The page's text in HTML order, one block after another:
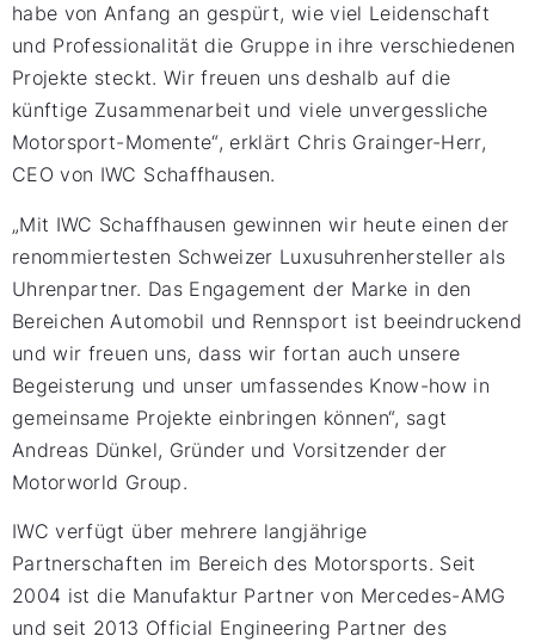
habe von Anfang an gespürt, wie viel Leidenschaft
und Professionalität die Gruppe in ihre verschiedenen
Projekte steckt. Wir freuen uns deshalb auf die
künftige Zusammenarbeit und viele unvergessliche
Motorsport-Momente“, erklärt Chris Grainger-Herr,
CEO von IWC Schaffhausen.
„Mit IWC Schaffhausen gewinnen wir heute einen der
renommiertesten Schweizer Luxusuhrenhersteller als
Uhrenpartner. Das Engagement der Marke in den
Bereichen Automobil und Rennsport ist beeindruckend
und wir freuen uns, dass wir fortan auch unsere
Begeisterung und unser umfassendes Know-how in
gemeinsame Projekte einbringen können“, sagt
Andreas Dünkel, Gründer und Vorsitzender der
Motorworld Group.
IWC verfügt über mehrere langjährige
Partnerschaften im Bereich des Motorsports. Seit
2004 ist die Manufaktur Partner von Mercedes-AMG
und seit 2013 Official Engineering Partner des